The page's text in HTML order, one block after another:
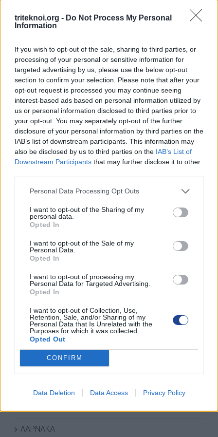
triteknoi.org - Do Not Process My Personal
Information
If you wish to opt-out of the sale, sharing to third parties, or
processing of your personal or sensitive information for
targeted advertising by us, please use the below opt-out
section to confirm your selection. Please note that after your
opt-out request is processed you may continue seeing
interest-based ads based on personal information utilized by
us or personal information disclosed to third parties prior to
your opt-out. You may separately opt-out of the further
disclosure of your personal information by third parties on the
IAB’s list of downstream participants. This information may
also be disclosed by us to third parties on the IAB’s List of
Downstream Participants that may further disclose it to other
Personal Data Processing Opt Outs
I want to opt-out of the Sharing of my
personal data.
Opted In
I want to opt-out of the Sale of my
Personal Data.
Opted In
I want to opt-out of processing my
Personal Data for Targeted Advertising.
Opted In
I want to opt-out of Collection, Use,
Retention, Sale, and/or Sharing of my
Personal Data that Is Unrelated with the
Purposes for which it was collected.
Opted Out
CONFIRM
Data Deletion Data Access Privacy Policy
3 Ιουνίου 2026
ΟΙ ΕΚΔΗΛΩΣΕΙΣ ΜΑΣ
ΚΑΤΗΓΟΡΙΕΣ ΝΕΩΝ
ΑΜΜΟΧΩΣΤΟΣ
ΛΑΡΝΑΚΑ